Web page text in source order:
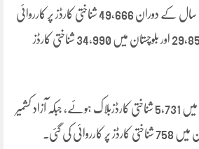
کیے گئے جبکہ سندھ میں تین سال کے دوران 49,666 شناختی کارڈز پر کارروائی
عمل میں آئی، پنجاب میں 29,852 اور بلوچستان میں 34,990 شناختی کارڈز
وفاقی دارالحکومت اسلام آباد میں 5,731 شناختی کارڈزبلاک ہوئے، جبکہ آزاد کشمیر